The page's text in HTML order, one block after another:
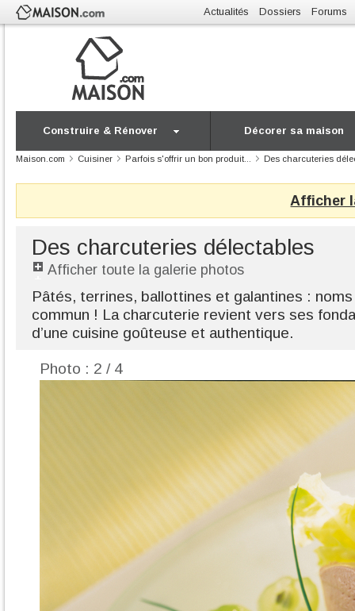
Actualités Dossiers Forums
Construire & Rénover Décorer sa maison
Maison.com Cuisiner Parfois s'offrir un bon produit... Des charcuteries
Afficher
Des charcuteries délectables
Afficher toute la galerie photos
Pâtés, terrines, ballottines et galantines :
commun ! La charcuterie revient vers ses
d’une cuisine goûteuse et authentique.
Photo : 2 / 4